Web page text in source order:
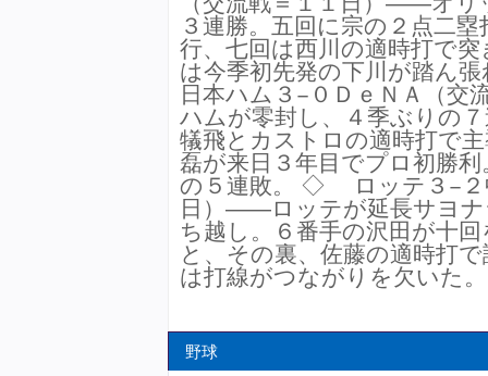
３連勝。五回に宗の２点二
行、七回は西川の適時打で
は今季初先発の下川が踏
日本ハム３−０ＤｅＮＡ（交
ハムが零封し、４季ぶりの
犠飛とカストロの適時打で
磊が来日３年目でプロ初勝
の５連敗。 ◇ ロッテ３−２
日）――ロッテが延長サヨ
ち越し。６番手の沢田が十
と、その裏、佐藤の適時打
は打線がつながりを欠いた。
野球